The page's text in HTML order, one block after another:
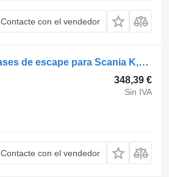
Contacte con el vendedor
SCANIA,BEHR K-Series (01.06-) 2072977 recirculación de gases de escape para Scania K,N,F-series bus (2006-) autobús
348,39 €
Sin IVA
Contacte con el vendedor